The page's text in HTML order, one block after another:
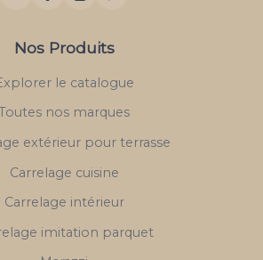
Nos Produits
le catalogue
nos marques
extérieur pour terrasse
Carrelage cuisine
Carrelage intérieur
imitation parquet